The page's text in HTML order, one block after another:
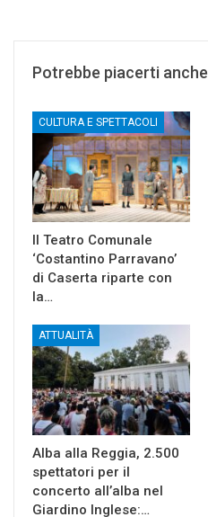
Potrebbe piacerti anche
CULTURA E SPETTACOLI
Il Teatro Comunale
‘Costantino Parravano’
di Caserta riparte con
la…
ATTUALITÀ
Alba alla Reggia, 2.500
spettatori per il
concerto all’alba nel
Giardino Inglese:…